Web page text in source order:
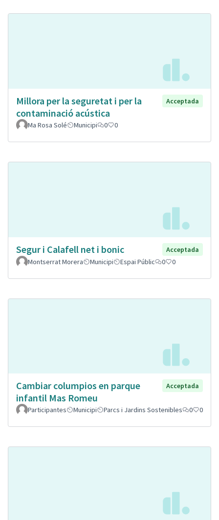
Millora per la seguretat i per la
contaminació acústica
Acceptada
Ma Rosa Solé Municipi 0 0
Segur i Calafell net i bonic
Acceptada
Montserrat Morera
Municipi Espai Públic 0 0
Cambiar columpios en parque
infantil Mas Romeu
Acceptada
Participantes Municipi Parcs i Jardins Sostenibles 0 0